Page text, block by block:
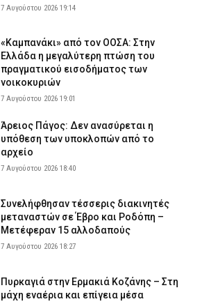
7 Αυγούστου 2026 19:14
«Καμπανάκι» από τον ΟΟΣΑ: Στην
Ελλάδα η μεγαλύτερη πτώση του
πραγματικού εισοδήματος των
νοικοκυριών
7 Αυγούστου 2026 19:01
Άρειος Πάγος: Δεν ανασύρεται η
υπόθεση των υποκλοπών από το
αρχείο
7 Αυγούστου 2026 18:40
Συνελήφθησαν τέσσερις διακινητές
μεταναστών σε Έβρο και Ροδόπη –
Μετέφεραν 15 αλλοδαπούς
7 Αυγούστου 2026 18:27
Πυρκαγιά στην Ερμακιά Κοζάνης – Στη
μάχη εναέρια και επίγεια μέσα